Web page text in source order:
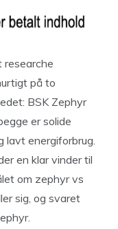
researche
på to
BSK Zephyr
er solide
lavt energiforbrug.
en klar vinder til
om zephyr vs
sig, og svaret